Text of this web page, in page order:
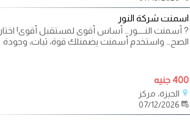
اسمنت شركة النور
? أسمنت النــــور… أساس أقوى لمستقبل أقوى! اختار
الصح… واستخدم أسمنت يضمنلك قوة، ثبات، وجودة
400 جنيه
الجيزة، مركز